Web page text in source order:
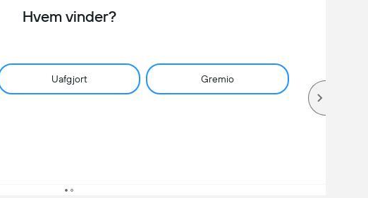
Hvem vinder?
Uafgjort Gremio